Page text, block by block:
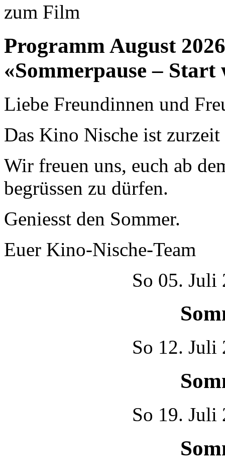
zum Film
Programm August 2026
«Sommerpause – Start
Liebe Freundinnen und
Das Kino Nische ist zurzeit
Wir freuen uns, euch ab
begrüssen zu dürfen.
Geniesst den Sommer.
Euer Kino-Nische-Team
So 05. Juli
So 12. Juli
So 19. Juli